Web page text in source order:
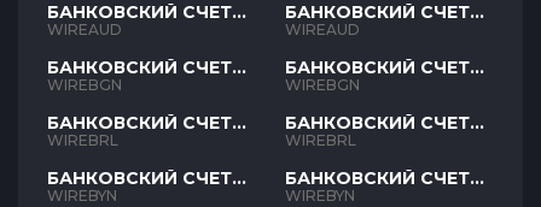
БАНКОВСКИЙ СЧЕТ
AUD
WIREAUD
БАНКОВСКИЙ СЧЕТ
BGN
WIREBGN
БАНКОВСКИЙ СЧЕТ
BRL
WIREBRL
БАНКОВСКИЙ СЧЕТ
BYN
WIREBYN
БАНКОВСКИЙ СЧЕТ
AUD
WIREAUD
БАНКОВСКИЙ СЧЕТ
BGN
WIREBGN
БАНКОВСКИЙ СЧЕТ
BRL
WIREBRL
БАНКОВСКИЙ СЧЕТ
BYN
WIREBYN